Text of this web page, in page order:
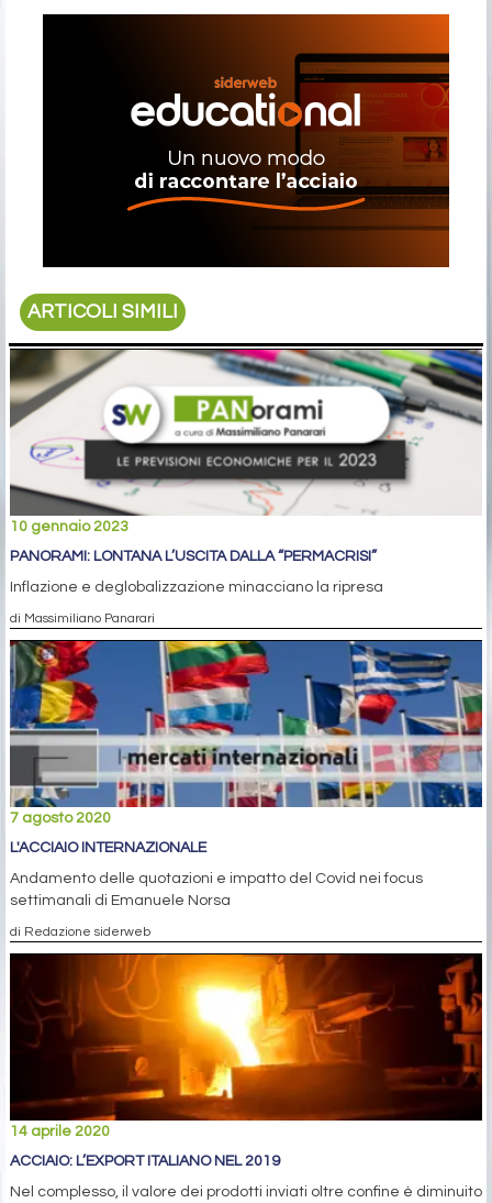
ARTICOLI SIMILI
10 gennaio 2023
PANORAMI: LONTANA L’USCITA DALLA “PERMACRISI”
Inflazione e deglobalizzazione minacciano la ripresa
di Massimiliano Panarari
7 agosto 2020
L'ACCIAIO INTERNAZIONALE
Andamento delle quotazioni e impatto del Covid nei focus
settimanali di Emanuele Norsa
di Redazione siderweb
14 aprile 2020
ACCIAIO: L’EXPORT ITALIANO NEL 2019
Nel complesso, il valore dei prodotti inviati oltre confine è diminuito